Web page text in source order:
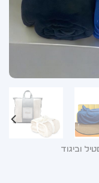
וביגוד